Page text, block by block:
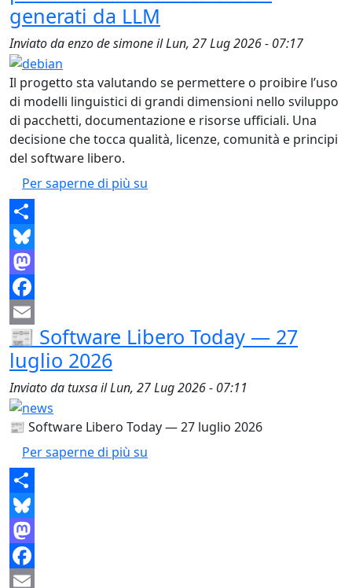
generati da LLM
Inviato daenzo de simoneilLun, 27 Lug 2026 - 07:17
Il progetto sta valutando se permettere o proibire l’uso
di modelli linguistici di grandi dimensioni nello sviluppo
di pacchetti, documentazione e risorse ufficiali. Una
decisione che tocca qualità, licenze, comunità e principi
del software libero.
Per saperne di più su
Share
Bluesky
Mastodon
Facebook
Email
📰 Software Libero Today — 27
luglio 2026
Inviato datuxsailLun, 27 Lug 2026 - 07:11
📰 Software Libero Today — 27 luglio 2026
Per saperne di più su
Share
Bluesky
Mastodon
Facebook